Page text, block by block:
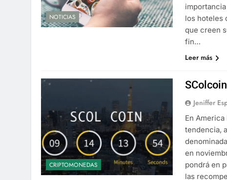
NOTICIAS
los hoteles
que creen
fin…
Leer más
CRIPTOMONEDAS
Jeniffer
En
tendencia,
en
pondrá en
las